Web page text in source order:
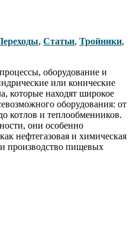
, Статьи, Тройники,
оборудование и
или конические
которые находят широкое
оборудования: от
котлов и теплообменников.
они особенно
нефтегазовая и химическая
производство пищевых